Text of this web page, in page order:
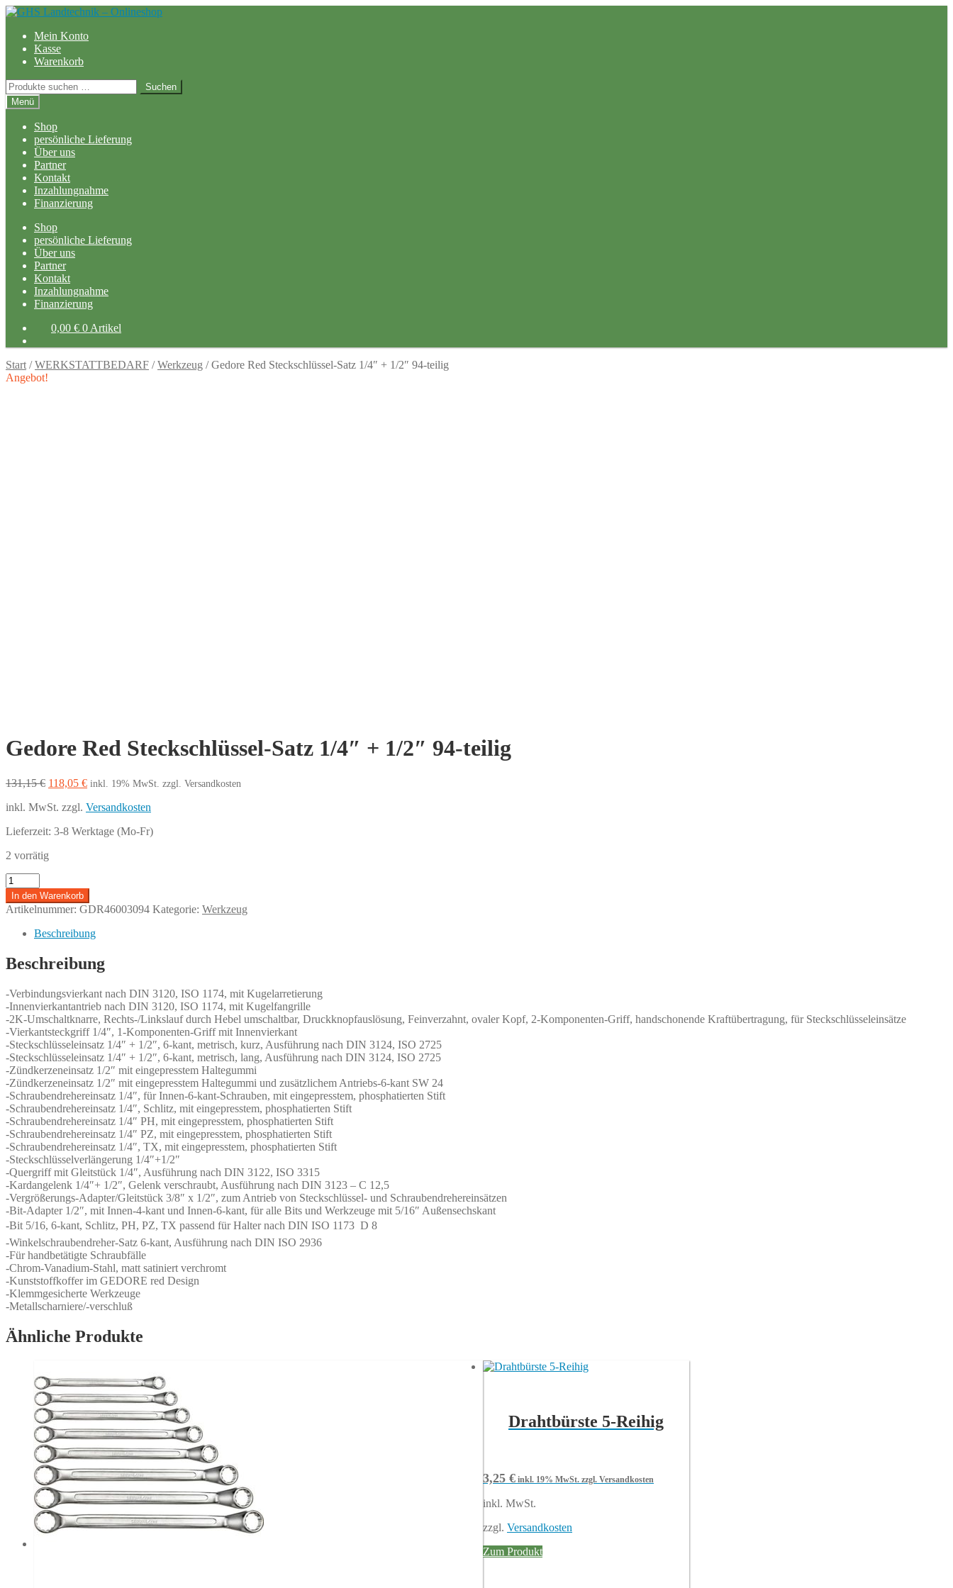
Zur
springen
Zum
springenMein Konto
Kasse
Warenkorb
Suchen
nach:
Suchen
Menü
Shop
persönliche Lieferung
Über uns
Partner
Kontakt
Inzahlungnahme
Finanzierung
Shop
persönliche Lieferung
Über uns
Partner
Kontakt
Inzahlungnahme
Finanzierung
0,00 € 0 Artikel
Start /WERKSTATTBEDARF /Werkzeug /Gedore Red Steckschlüssel-Satz 1/4″ + 1/2″ 94-teilig
Angebot!
Gedore Red Steckschlüssel-Satz 1/4″ + 1/2″ 94-teilig
131,15€ Ursprünglicher
war:
118,05 €Aktueller
ist:
inkl. 19% MwSt. zzgl. Versandkosten
inkl. MwSt. zzgl. Versandkosten
Lieferzeit: 3-8 Werktage (Mo-Fr)
2 vorrätig
Gedore
Red
Steckschlüssel-
Satz
1/4"
1/2"
94-
Menge
In den Warenkorb
Artikelnummer: GDR46003094 Kategorie: Werkzeug
Beschreibung
Beschreibung
-Verbindungsvierkant nach DIN 3120, ISO 1174, mit Kugelarretierung
-Innenvierkantantrieb nach DIN 3120, ISO 1174, mit Kugelfangrille
-2K-Umschaltknarre, Rechts-/Linkslauf durch Hebel umschaltbar, Druckknopfauslösung, Feinverzahnt, ovaler Kopf, 2-Komponenten-Griff, handschonende Kraftübertragung, für Steckschlüsseleinsätze
-Vierkantsteckgriff 1/4″, 1-Komponenten-Griff mit Innenvierkant
-Steckschlüsseleinsatz 1/4″ + 1/2″, 6-kant, metrisch, kurz, Ausführung nach DIN 3124, ISO 2725
-Steckschlüsseleinsatz 1/4″ + 1/2″, 6-kant, metrisch, lang, Ausführung nach DIN 3124, ISO 2725
-Zündkerzeneinsatz 1/2″ mit eingepresstem Haltegummi
-Zündkerzeneinsatz 1/2″ mit eingepresstem Haltegummi und zusätzlichem Antriebs-6-kant SW 24
-Schraubendrehereinsatz 1/4″, für Innen-6-kant-Schrauben, mit eingepresstem, phosphatierten Stift
-Schraubendrehereinsatz 1/4″, Schlitz, mit eingepresstem, phosphatierten Stift
-Schraubendrehereinsatz 1/4″ PH, mit eingepresstem, phosphatierten Stift
-Schraubendrehereinsatz 1/4″ PZ, mit eingepresstem, phosphatierten Stift
-Schraubendrehereinsatz 1/4″, TX, mit eingepresstem, phosphatierten Stift
-Steckschlüsselverlängerung 1/4″+1/2″
-Quergriff mit Gleitstück 1/4″, Ausführung nach DIN 3122, ISO 3315
-Kardangelenk 1/4″+ 1/2″, Gelenk verschraubt, Ausführung nach DIN 3123 – C 12,5
-Vergrößerungs-Adapter/Gleitstück 3/8″ x 1/2″, zum Antrieb von Steckschlüssel- und Schraubendrehereinsätzen
-Bit-Adapter 1/2″, mit Innen-4-kant und Innen-6-kant, für alle Bits und Werkzeuge mit 5/16″ Außensechskant
-Bit 5/16, 6-kant, Schlitz, PH, PZ, TX passend für Halter nach DIN ISO 1173  D 8
-Winkelschraubendreher-Satz 6-kant, Ausführung nach DIN ISO 2936
-Für handbetätigte Schraubfälle
-Chrom-Vanadium-Stahl, matt satiniert verchromt
-Kunststoffkoffer im GEDORE red Design
-Klemmgesicherte Werkzeuge
-Metallscharniere/-verschluß
Ähnliche Produkte
Drahtbürste 5-Reihig
3,25 € inkl. 19% MwSt. zzgl. Versandkosten
inkl. MwSt.
zzgl. Versandkosten
Zum Produkt